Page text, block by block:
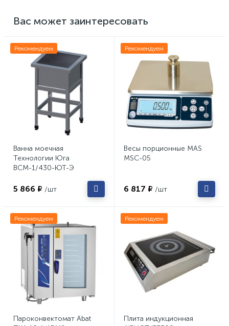
Вас может заинтересовать
Рекомендуем
Ванна моечная
Технологии Юга
ВСМ-1/430-ЮТ-Э
5 866 ₽ /шт
Рекомендуем
Весы порционные MAS
MSC-05
6 817 ₽ /шт
Рекомендуем
Пароконвектомат Abat
Рекомендуем
Плита индукционная